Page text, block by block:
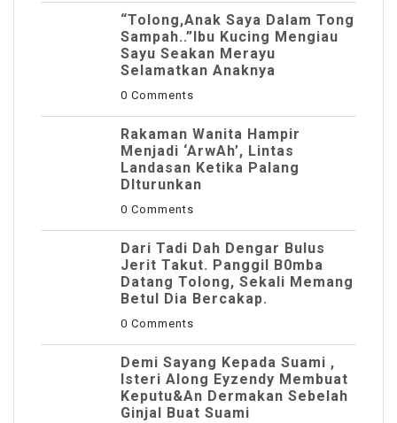
“Tolong,Anak Saya Dalam Tong
Sampah..”Ibu Kucing Mengiau
Sayu Seakan Merayu
Selamatkan Anaknya
0 Comments
Rakaman Wanita Hampir
Menjadi ‘ArwAh’, Lintas
Landasan Ketika Palang
DIturunkan
0 Comments
Dari Tadi Dah Dengar Bulus
Jerit Takut. Panggil B0mba
Datang Tolong, Sekali Memang
Betul Dia Bercakap.
0 Comments
Demi Sayang Kepada Suami ,
Isteri Along Eyzendy Membuat
Keputu&an Dermakan Sebelah
Ginjal Buat Suami